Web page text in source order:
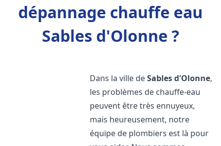
dépannage chauffe eau
Sables d'Olonne ?
Dans la ville deSables d'Olonne,
les problèmes de chauffe-eau
peuvent être très ennuyeux,
mais heureusement, notre
équipe de plombiers est là pour